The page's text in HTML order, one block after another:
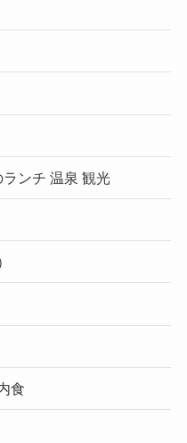
ンチ 温泉 観光
食